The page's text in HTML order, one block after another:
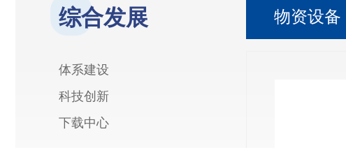
综合发展
体系建设
科技创新
下载中心
物资设备